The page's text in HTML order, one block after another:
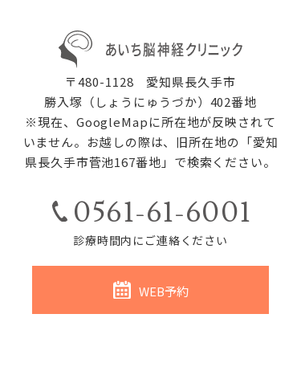
〒480-1128 愛知県長久手市
勝入塚（しょうにゅうづか）402番地
※現在、GoogleMapに所在地が反映されて
いません。お越しの際は、旧所在地の「愛知
県長久手市菅池167番地」で検索ください。
0561-61-6001
診療時間内にご連絡ください
WEB予約